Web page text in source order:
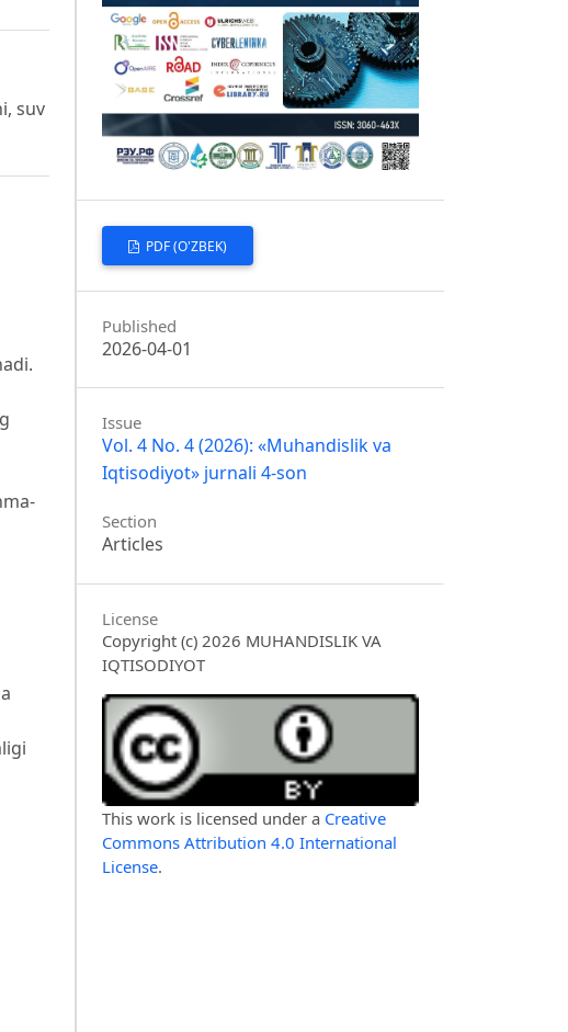
suv
PDF (O'ZBEK)
Published
2026-04-01
Issue
Vol. 4 No. 4 (2026): «Muhandislik va
Iqtisodiyot» jurnali 4-son
Section
Articles
License
Copyright (c) 2026 MUHANDISLIK VA
IQTISODIYOT
This work is licensed under a Creative
Commons Attribution 4.0 International
License.